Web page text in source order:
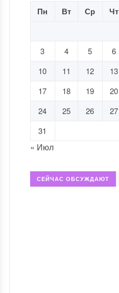
Пн Вт Ср Чт
3
4 5 6
10
11 12 13
17
18 19 20
24
25 26 27
31
« Июл
СЕЙЧАС ОБСУЖДАЮТ